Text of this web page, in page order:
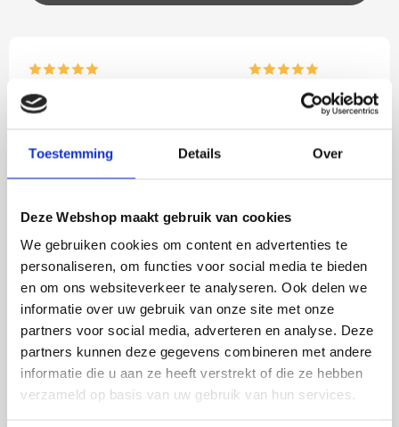
Toestemming Details Over
Deze Webshop maakt gebruik van cookies
We gebruiken cookies om content en advertenties te
personaliseren, om functies voor social media te bieden
en om ons websiteverkeer te analyseren. Ook delen we
informatie over uw gebruik van onze site met onze
partners voor social media, adverteren en analyse. Deze
partners kunnen deze gegevens combineren met andere
informatie die u aan ze heeft verstrekt of die ze hebben
verzameld op basis van uw gebruik van hun services.
Rian
besteld. De volgende dag
Het bestellen,
volledig naar wens.
MEER PRODUCTEN
UIT DE SERIE DIAZ